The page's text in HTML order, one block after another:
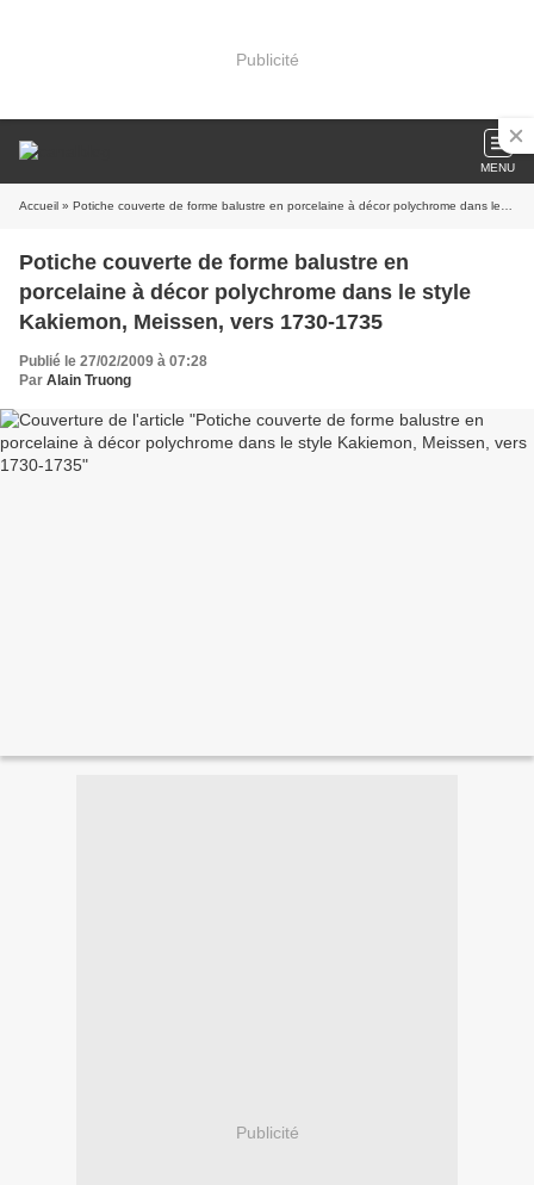
Publicité
MENU
Accueil » Potiche couverte de forme balustre en porcelaine à décor polychrome dans le style Kakiemon, Meissen, vers 1730-1735
Potiche couverte de forme balustre en
porcelaine à décor polychrome dans le style
Kakiemon, Meissen, vers 1730-1735
Publié le 27/02/2009 à 07:28
Par Alain Truong
Publicité